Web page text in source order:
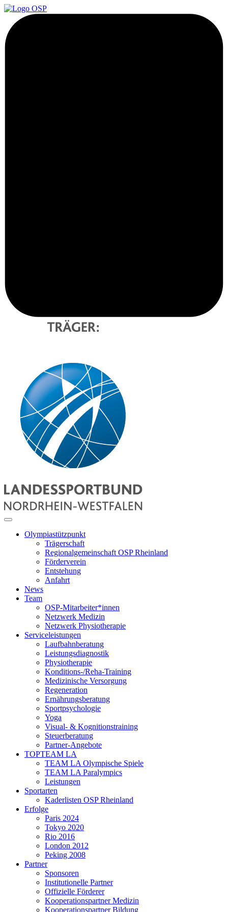
Olympiastützpunkt
Trägerschaft
Regionalgemeinschaft OSP Rheinland
Förderverein
Entstehung
Anfahrt
News
Team
OSP-Mitarbeiter*innen
Netzwerk Medizin
Netzwerk Physiotherapie
Serviceleistungen
Laufbahnberatung
Leistungsdiagnostik
Physiotherapie
Konditions-/Reha-Training
Medizinische Versorgung
Regeneration
Ernährungsberatung
Sportpsychologie
Yoga
Visual- & Kognitionstraining
Steuerberatung
Partner-Angebote
TOPTEAM LA
TEAM LA Olympische Spiele
TEAM LA Paralympics
Leistungen
Sportarten
Kaderlisten OSP Rheinland
Erfolge
Paris 2024
Tokyo 2020
Rio 2016
London 2012
Peking 2008
Partner
Sponsoren
Institutionelle Partner
Offizielle Förderer
Kooperationspartner Medizin
Kooperationspartner Bildung